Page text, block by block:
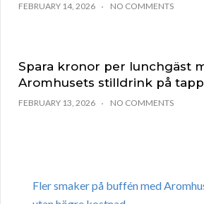
FEBRUARY 14, 2026 NO COMMENTS
Spara kronor per lunchgäst
Aromhusets stilldrink på tapp
FEBRUARY 13, 2026 NO COMMENTS
Fler smaker på buffén med